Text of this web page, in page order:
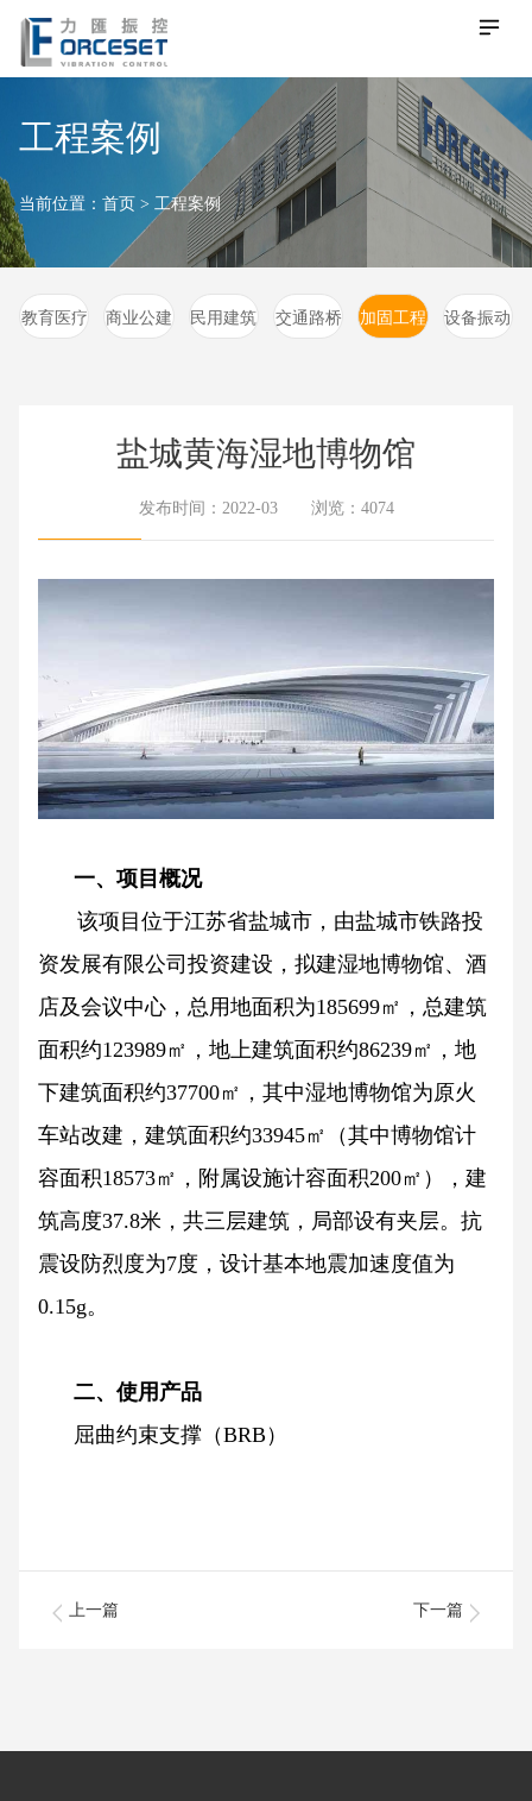
工程案例
当前位置： 首页 > 工程案例
教育医疗 商业公建 民用建筑 交通路桥 加固工程 设备振动
盐城黄海湿地博物馆
发布时间：2022-03 浏览：4074
一、项目概况
该项目位于江苏省盐城市，由盐城市铁路投
资发展有限公司投资建设，拟建湿地博物馆、酒
店及会议中心，总用地面积为185699㎡，总建筑
面积约123989㎡，地上建筑面积约86239㎡，地
下建筑面积约37700㎡，其中湿地博物馆为原火
车站改建，建筑面积约33945㎡（其中博物馆计
容面积18573㎡，附属设施计容面积200㎡ ）
，建
筑高度37.8米，共三层建筑，局部设有夹层。 抗
震设防烈度为7度，设计基本地震加速度值为
0.15g。
二、使用产品
屈曲约束支撑（BRB）
上一篇 下一篇